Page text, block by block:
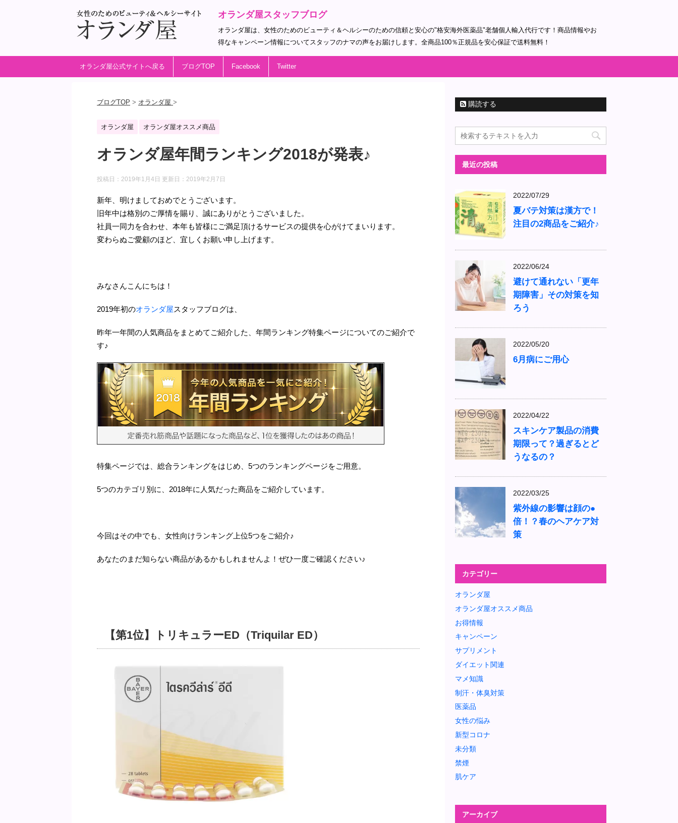
オランダ屋スタッフブログ
オランダ屋は、女性のためのビューティ＆ヘルシーのための信頼と安心の"格安海外医薬品"老舗個人輸入代行です！商品情報やお
得なキャンペーン情報についてスタッフのナマの声をお届けします。全商品100％正規品を安心保証で送料無料！
オランダ屋公式サイトへ戻る ブログTOP Facebook Twitter
ブログTOP > オランダ屋 >
オランダ屋 オランダ屋オススメ商品
オランダ屋年間ランキング2018が発表♪
投稿日：2019年1月4日 更新日： 2019年2月7日
新年、明けましておめでとうございます。
旧年中は格別のご厚情を賜り、誠にありがとうございました。
社員一同力を合わせ、本年も皆様にご満足頂けるサービスの提供を心がけてまいります。
変わらぬご愛顧のほど、宜しくお願い申し上げます。
みなさんこんにちは！
2019年初のオランダ屋スタッフブログは、
昨年一年間の人気商品をまとめてご紹介した、年間ランキング特集ページについてのご紹介で
す♪
特集ページでは、総合ランキングをはじめ、5つのランキングページをご用意。
5つのカテゴリ別に、2018年に人気だった商品をご紹介しています。
今回はその中でも、女性向けランキング上位5つをご紹介♪
あなたのまだ知らない商品があるかもしれませんよ！ぜひ一度ご確認ください♪
【第1位】トリキュラーED（Triquilar ED）
購読する
最近の投稿
2022/07/29
夏バテ対策は漢方で！
注目の2商品をご紹介♪
2022/06/24
避けて通れない「更年
期障害」その対策を知
ろう
2022/05/20
6月病にご用心
2022/04/22
スキンケア製品の消費
期限って？過ぎるとど
うなるの？
2022/03/25
紫外線の影響は顔の●
倍！？春のヘアケア対
策
カテゴリー
オランダ屋
オランダ屋オススメ商品
お得情報
キャンペーン
サプリメント
ダイエット関連
マメ知識
制汗・体臭対策
医薬品
女性の悩み
新型コロナ
未分類
禁煙
肌ケア
アーカイブ